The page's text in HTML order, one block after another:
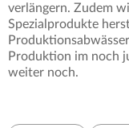
verlängern. Zudem
Spezialprodukte
Produktion im noch
weiter noch.